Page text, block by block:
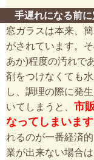
手遅れになる前
窓ガラスは本来、
がされています。
あか)程度の汚れで
剤をつけなくても
し、調理の際に発
いてしまうと、 市
なってしまいます
れるのが一番経済
業が出来ない場合